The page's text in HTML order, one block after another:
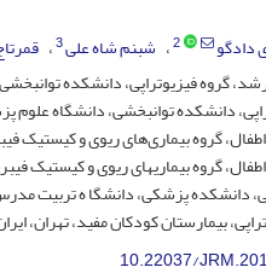
دادگو 2 شبنم شاه علی3
گروه فیزیوتراپی، دانشکده
دانشکده توانبخشی، دانشگاه علوم
گروه بیماری‌های ریوی و کیستیک
گروه بیماریهای ریوی و کیستیک
دانشکده پزشکی، دانشگا ه تربیت
بیمارستان کودکان مفید، تهران،
10.22037/